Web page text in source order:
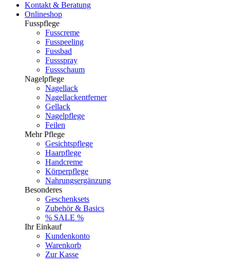
Kontakt & Beratung
Onlineshop
Fusspflege
Fusscreme
Fusspeeling
Fussbad
Fussspray
Fussschaum
Nagelpflege
Nagellack
Nagellackentferner
Gellack
Nagelpflege
Feilen
Mehr Pflege
Gesichtspflege
Haarpflege
Handcreme
Körperpflege
Nahrungsergänzung
Besonderes
Geschenksets
Zubehör & Basics
% SALE %
Ihr Einkauf
Kundenkonto
Warenkorb
Zur Kasse